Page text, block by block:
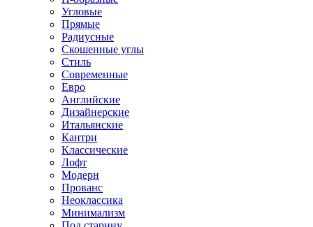
Угловые
Прямые
Радиусные
Скошенные углы
Стиль
Современные
Евро
Английские
Дизайнерские
Итальянские
Кантри
Классические
Лофт
Модерн
Прованс
Неоклассика
Минимализм